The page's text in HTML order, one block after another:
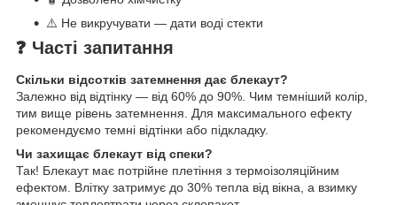
⚠️ Не викручувати — дати воді стекти
❓ Часті запитання
Скільки відсотків затемнення дає блекаут?
Залежно від відтінку — від 60% до 90%. Чим темніший колір,
тим вище рівень затемнення. Для максимального ефекту
рекомендуємо темні відтінки або підкладку.
Чи захищає блекаут від спеки?
Так! Блекаут має потрійне плетіння з термоізоляційним
ефектом. Влітку затримує до 30% тепла від вікна, а взимку